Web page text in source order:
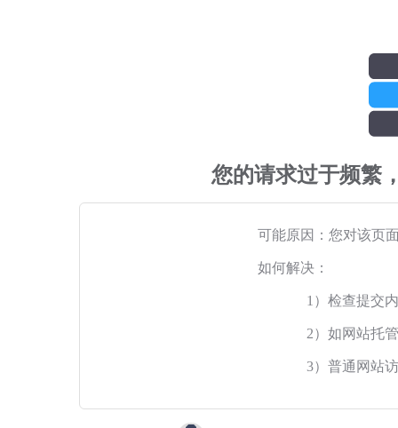
您的请求过于频繁
可能原因：您对该页
如何解决：
1）检查提交
2）如网站托
3）普通网站